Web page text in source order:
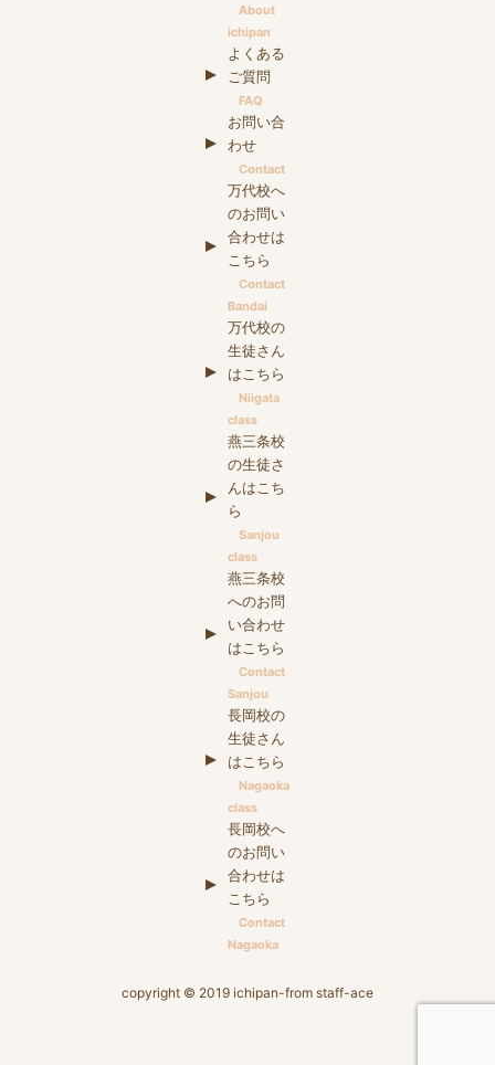
About
ichipan
よくある
ご質問
FAQ
お問い合
わせ
Contact
万代校へ
のお問い
合わせは
こちら
Contact
Bandai
万代校の
生徒さん
はこちら
Niigata
class
燕三条校
の生徒さ
んはこち
ら
Sanjou
class
燕三条校
へのお問
い合わせ
はこちら
Contact
Sanjou
長岡校の
生徒さん
はこちら
Nagaoka
class
長岡校へ
のお問い
合わせは
こちら
Contact
Nagaoka
copyright © 2019 ichipan-from staff-ace